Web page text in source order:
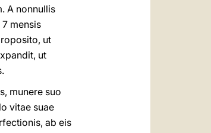
A nonnullis
mensis
ut
ut
munere suo
vitae suae
ab eis